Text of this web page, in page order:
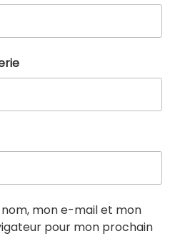
mon e-mail et mon
pour mon prochain